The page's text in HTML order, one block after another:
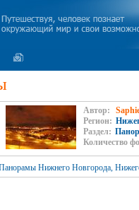
Автор:
Регион:
Раздел:
Количество
Нижнего Новгорода,